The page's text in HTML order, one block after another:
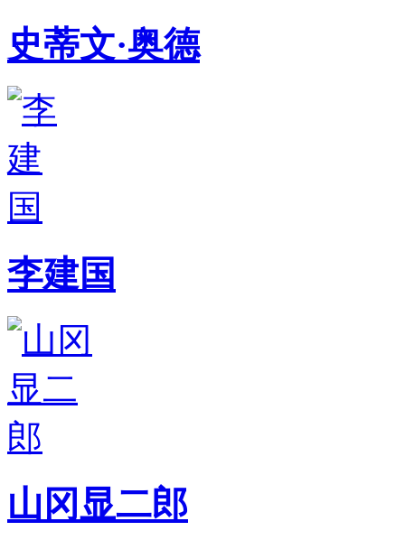
史蒂文·奥德
李建国
山冈显二郎